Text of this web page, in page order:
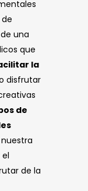
una
que
la
disfrutar
de
nuestra
de la